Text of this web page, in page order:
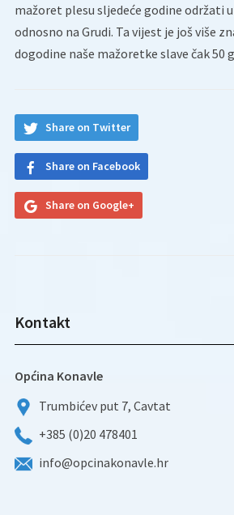
mažoret plesu sljedeće godine održati
odnosno na Grudi. Ta vijest je još više
dogodine naše mažoretke slave čak 50
Share on Twitter
Share on Facebook
Share on Google+
Kontakt
Općina Konavle
Trumbićev put 7, Cavtat
+385 (0)20 478401
info@opcinakonavle.hr